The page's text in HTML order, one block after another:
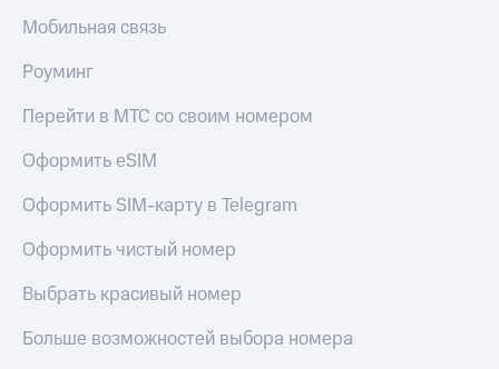
Мобильная связь
Роуминг
Перейти в МТС со своим номером
Оформить eSIM
Оформить SIM-карту в Telegram
Оформить чистый номер
Выбрать красивый номер
Больше возможностей выбора номера